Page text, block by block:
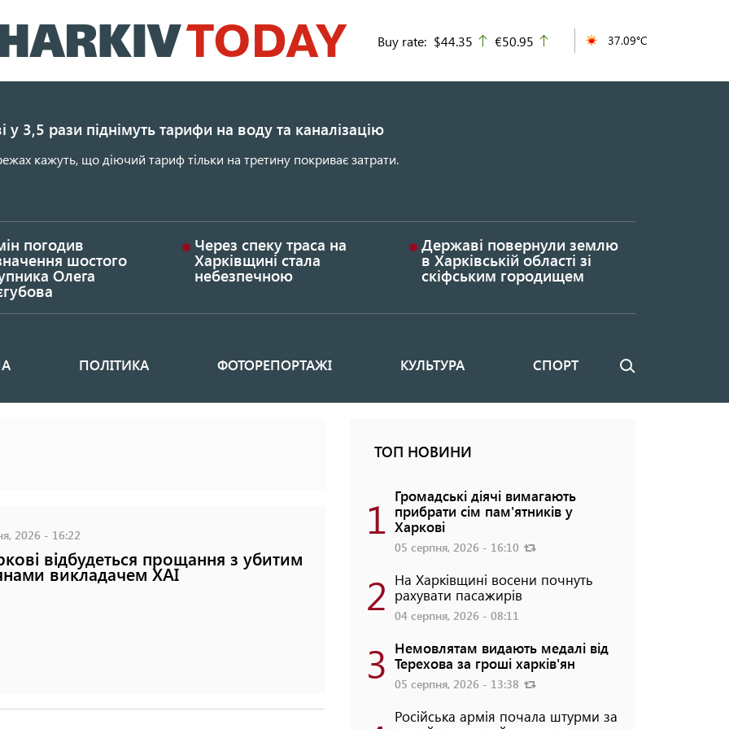
до
основного
Buy rate: $44.35 up
€50.95 37.09°C
у 3,5 рази піднімуть тарифи на воду та каналізацію
кажуть, що діючий тариф тільки на третину покриває затрати.
погодив
шостого
Олега
Через спеку траса на
Харківщині стала
небезпечною
Державі повернули землю
в Харківській області зі
скіфським городищем
ПОЛІТИКА ФОТОРЕПОРТАЖІ КУЛЬТУРА СПОРТ Пошук
2026 - 16:22
відбудеться прощання з убитим
викладачем ХАІ
ТОП НОВИНИ
1 Громадські діячі вимагають
прибрати сім пам'ятників у
Харкові
05 серпня, 2026 - 16:10
2 На Харківщині восени почнуть
рахувати пасажирів
04 серпня, 2026 - 08:11
3 Немовлятам видають медалі від
Терехова за гроші харків'ян
05 серпня, 2026 - 13:38
Російська армія почала штурми за